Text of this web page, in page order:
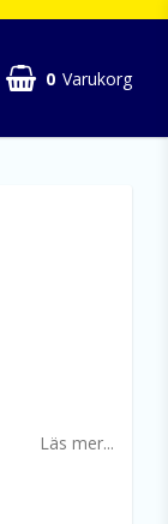
0 Varukorg
Läs mer...